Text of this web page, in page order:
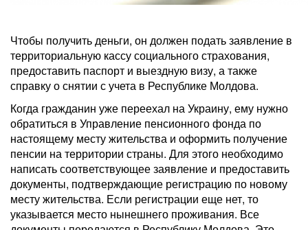
Чтобы получить деньги, он должен подать заявление в
территориальную кассу социального страхования,
предоставить паспорт и выездную визу, а также
справку о снятии с учета в Республике Молдова.
Когда гражданин уже переехал на Украину, ему нужно
обратиться в Управление пенсионного фонда по
настоящему месту жительства и оформить получение
пенсии на территории страны. Для этого необходимо
написать соответствующее заявление и предоставить
документы, подтверждающие регистрацию по новому
месту жительства. Если регистрации еще нет, то
указывается место нынешнего проживания. Все